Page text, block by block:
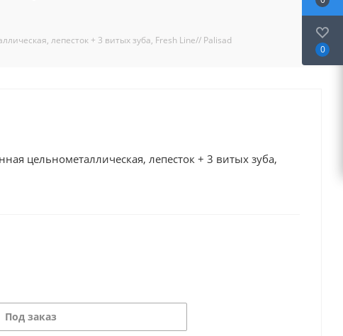
лепесток + 3 витых зуба, Fresh Line// Palisad
цельнометаллическая, лепесток + 3 витых зуба,
Под заказ
0